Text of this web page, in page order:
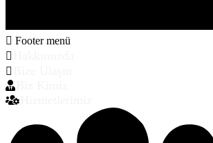
Footer menü